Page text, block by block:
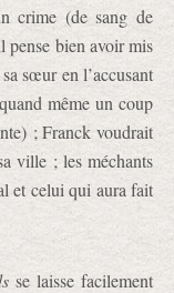
crime (de sang de
pense bien avoir mis
sœur en l’accusant
même un coup
; Franck voudrait
ville ; les méchants
et celui qui aura fait
se laisse facilement